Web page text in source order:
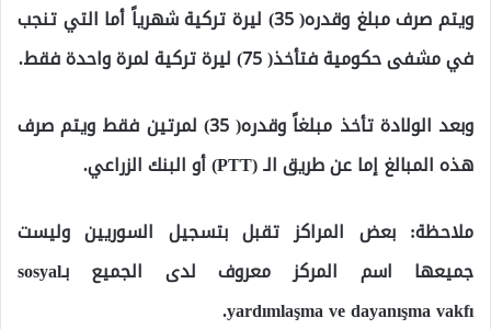
ويتم صرف مبلغ وقدره( 35) ليرة تركية شهرياً أما التي تنجب
في مشفى حكومية فتأخذ( 75) ليرة تركية لمرة واحدة فقط.
وبعد الولادة تأخذ مبلغاً وقدره( 35) لمرتين فقط ويتم صرف
هذه المبالغ إما عن طريق الـ (PTT) أو البنك الزراعي.
ملاحظة: بعض المراكز تقبل بتسجيل السوريين وليست
جميعها اسم المركز معروف لدى الجميع بـsosyal
yardımlaşma ve dayanışma vakfı.